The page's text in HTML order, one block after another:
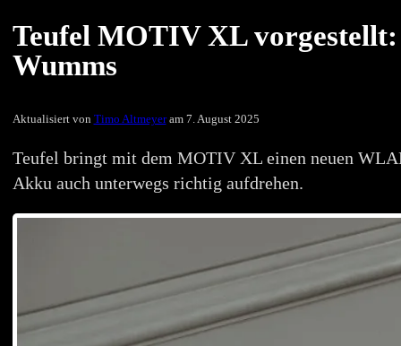
Teufel MOTIV XL
Wumms
Aktualisiert von Timo Altmeyeram 7. August 2025
Teufel bringt mit dem MOTIV XL einen neuen
Akku auch unterwegs richtig aufdrehen.